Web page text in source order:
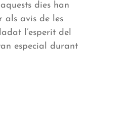
dies han
als avis de les
l’esperit del
especial durant